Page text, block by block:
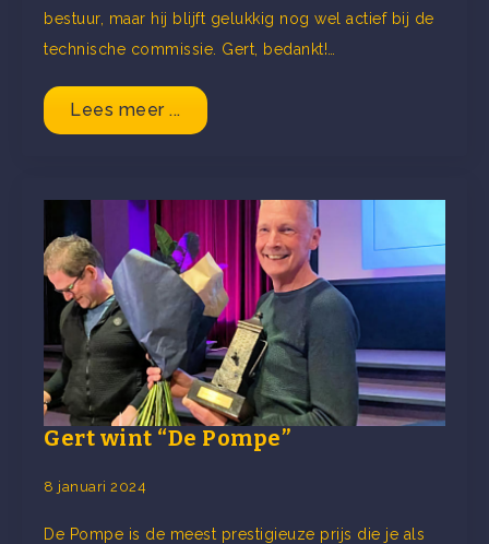
bestuur, maar hij blijft gelukkig nog wel actief bij de
technische commissie. Gert, bedankt!…
Lees meer ...
Gert wint “De Pompe”
8 januari 2024
De Pompe is de meest prestigieuze prijs die je als